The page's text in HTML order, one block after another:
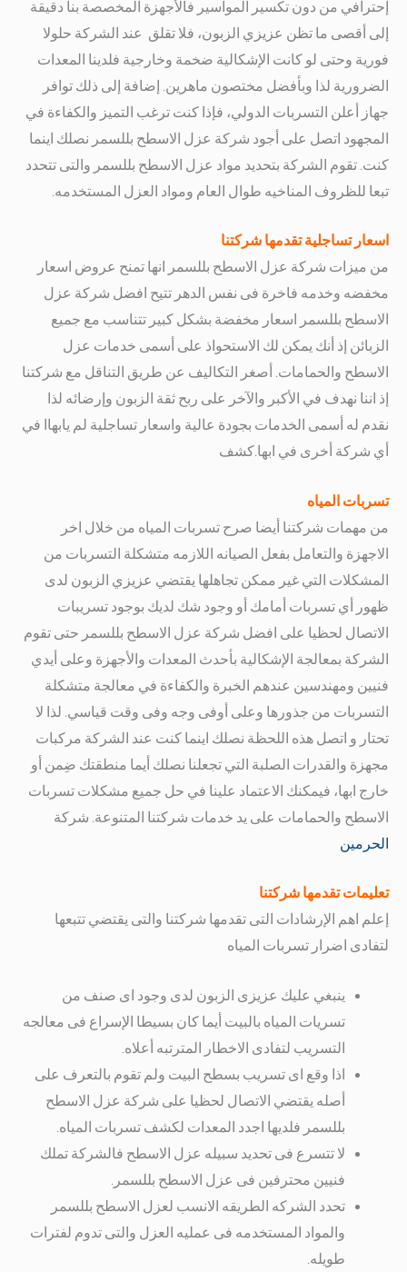
إحترافي من دون تكسير المواسير فالأجهزة المخصصة بنا دقيقة
إلى أقصى ما تظن عزيزي الزبون، فلا تقلق عند الشركة حلولا
فورية وحتى لو كانت الإشكالية ضخمة وخارجية فلدينا المعدات
الضرورية لذا وبأفضل مختصون ماهرين. إضافة إلى ذلك توافر
جهاز أعلن التسربات الدولي، فإذا كنت ترغب التميز والكفاءة في
المجهود اتصل على أجود شركة عزل الاسطح بللسمر نصلك اينما
كنت. تقوم الشركة بتحديد مواد عزل الاسطح بللسمر والتى تتحدد
تبعا للظروف المناخيه طوال العام ومواد العزل المستخدمه.
اسعار تساجلية تقدمها شركتنا
من ميزات شركة عزل الاسطح بللسمر انها تمنح عروض اسعار
مخفضه وخدمه فاخرة فى نفس الدهر تتيح افضل شركة عزل
الاسطح بللسمر اسعار مخفضة بشكل كبير تتناسب مع جميع
الزبائن إذ أنك يمكن لك الاستحواذ على أسمى خدمات عزل
الاسطح والحمامات. أصغر التكاليف عن طريق التناقل مع شركتنا
إذ اننا نهدف في الأكبر والآخر على ربح ثقة الزبون وإرضائه لذا
نقدم له أسمى الخدمات بجودة عالية واسعار تساجلية لم يابهاا في
أي شركة أخرى في ابها.كشف
تسربات المياه
من مهمات شركتنا أيضا صرح تسربات المياه من خلال اخر
الاجهزة والتعامل بفعل الصيانه اللازمه متشكلة التسربات من
المشكلات التي غير ممكن تجاهلها يقتضي عزيزي الزبون لدى
ظهور أي تسربات أمامك أو وجود شك لديك بوجود تسريبات
الاتصال لحظيا على افضل شركة عزل الاسطح بللسمر حتى تقوم
الشركة بمعالجة الإشكالية بأحدث المعدات والأجهزة وعلى أيدي
فنيين ومهندسين عندهم الخبرة والكفاءة في معالجة متشكلة
التسربات من جذورها وعلى أوفى وجه وفى وقت قياسي. لذا لا
تحتار و اتصل هذه اللحظة نصلك اينما كنت عند الشركة مركبات
مجهزة والقدرات الصلبة التي تجعلنا نصلك أيما منطقتك ضِمن أو
خارج ابها، فيمكنك الاعتماد علينا في حل جميع مشكلات تسربات
الاسطح والحمامات على يد خدمات شركتنا المتنوعة. شركة
الحرمين
تعليمات تقدمها شركتنا
إعلم اهم الإرشادات التى تقدمها شركتنا والتى يقتضي تتبعها
لتفادى اضرار تسربات المياه
ينبغي عليك عزيزى الزبون لدى وجود اى صنف من
تسريات المياه بالبيت أيما كان بسيطا الإسراع فى معالجه
التسريب لتفادى الاخطار المترتبه أعلاه.
اذا وقع اى تسريب بسطح البيت ولم تقوم بالتعرف على
أصله يقتضي الاتصال لحظيا على شركة عزل الاسطح
بللسمر فلديها اجدد المعدات لكشف تسربات المياه.
لا تتسرع فى تحديد سبيله عزل الاسطح فالشركة تملك
فنيين محترفين فى عزل الاسطح بللسمر.
تحدد الشركه الطريقه الانسب لعزل الاسطح بللسمر
والمواد المستخدمه فى عمليه العزل والتى تدوم لفترات
طويله.